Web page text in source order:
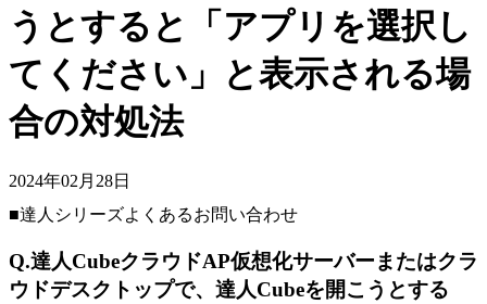
うとすると「アプリを選択し
てください」と表示される場
合の対処法
2024年02月28日
■達人シリーズよくあるお問い合わせ
Q.達人CubeクラウドAP仮想化サーバーまたはクラ
ウドデスクトップで、達人Cubeを開こうとする